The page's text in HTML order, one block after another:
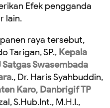
Efek pengganda
lain.
raya tersebut,
Tarigan, SP., Kepala
Satgas Swasembada
., Dr. Haris Syahbuddin,
Karo, Danbrigif TP
S.Hub.Int., M.H.I.,